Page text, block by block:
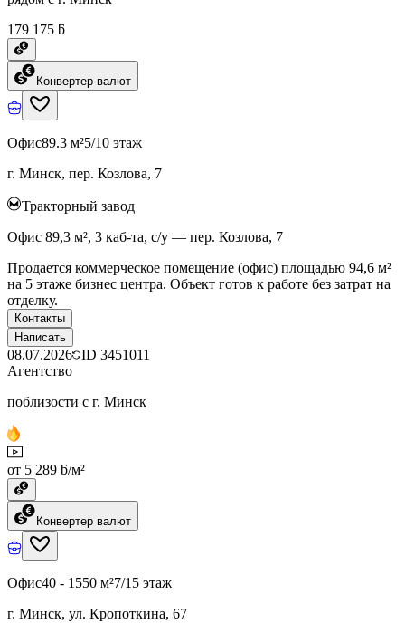
179 175 ƃ
Конвертер валют
Офис89.3 м²5/10 этаж
г. Минск, пер. Козлова, 7
Тракторный завод
Офис 89,3 м², 3 каб-та, с/у — пер. Козлова, 7
Продается коммерческое помещение (офис) площадью 94,6 м²
на 5 этаже бизнес центра. Объект готов к работе без затрат на
отделку.
Контакты
Написать
08.07.2026 ID 3451011
Агентство
поблизости с г. Минск
от 5 289 ƃ/м²
Конвертер валют
Офис40 - 1550 м²7/15 этаж
г. Минск, ул. Кропоткина, 67